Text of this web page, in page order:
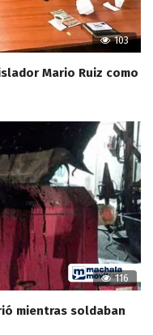
103
Mario Ruiz como
116
mientras soldaban